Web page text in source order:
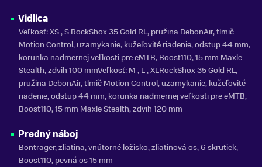
Bosch
VLASTNOSTI BICYKLA
s prehadzovačkou
NOSNOSŤ
do 150 kg
SEZÓNA
ZNAČKA
Trek
Vidlica
Veľkosť: XS , S RockShox 35 Gold RL, pružina DebonAir, tlmič
Motion Control, uzamykanie, kužeľovité riadenie, odstup 44 mm,
korunka nadmernej veľkosti pre eMTB, Boost110, 15 mm Maxle
Stealth, zdvih 100 mmVeľkosť: M , L , XLRockShox 35 Gold RL,
pružina DebonAir, tlmič Motion Control, uzamykanie, kužeľovité
riadenie, odstup 44 mm, korunka nadmernej veľkosti pre eMTB,
Boost110, 15 mm Maxle Stealth, zdvih 120 mm
Predný náboj
Bontrager, zliatina, vnútorné ložisko, zliatinová os, 6 skrutiek,
Boost110, pevná os 15 mm